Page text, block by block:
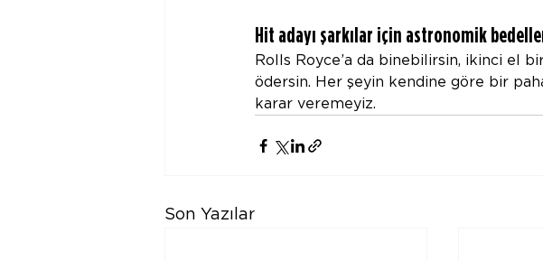
Hit adayı şarkılar için astronomik
Rolls Royce’a da binebilirsin, ikinci el
ödersin. Her şeyin kendine göre bir
karar veremeyiz.
Son Yazılar